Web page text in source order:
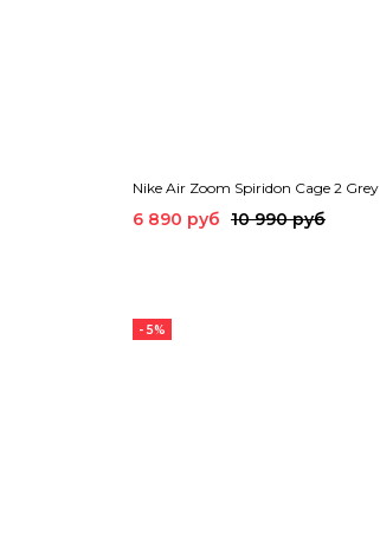
Nike Air Zoom Spiridon Cage 2 Grey
6 890 руб 10 990 руб
- 5%